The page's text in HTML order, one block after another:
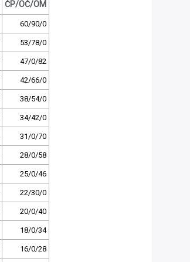
ČP/OČ/OM
60/90/0
53/78/0
47/0/82
42/66/0
38/54/0
34/42/0
31/0/70
28/0/58
25/0/46
22/30/0
20/0/40
18/0/34
16/0/28